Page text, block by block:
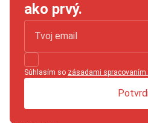
ako prvý.
Súhlasím so zásadami spracovaním